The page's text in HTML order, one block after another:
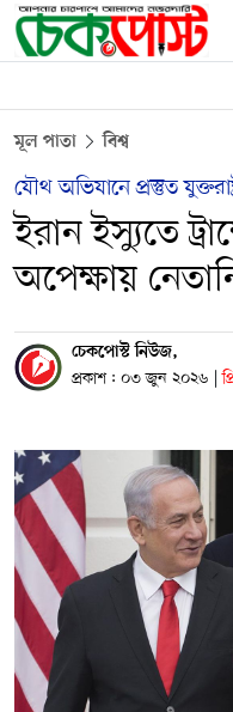
মূল পাতা বিশ্ব
যৌথ অভিযানে প্রস্তুত
ইরান ইস্যুতে
অপেক্ষায়
চেকপোস্ট নিউজ,
প্রকাশ : ০৩ জুন ২০২৬ |